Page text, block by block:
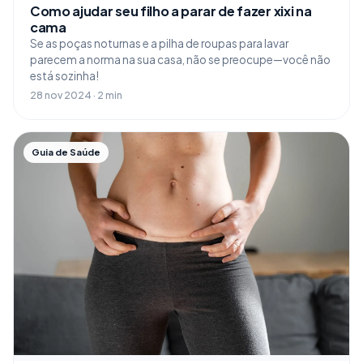
Como ajudar seu filho a parar de fazer xixi na
cama
Se as poças noturnas e a pilha de roupas para lavar
parecem a norma na sua casa, não se preocupe—você não
está sozinha!
28 nov 2024 · 2 min
Guia de Saúde